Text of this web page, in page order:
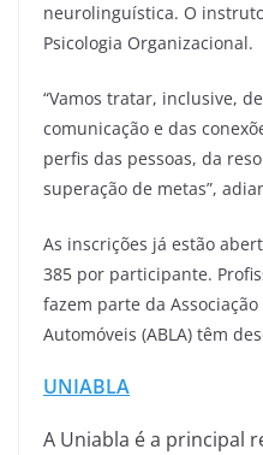
neurolinguística. O
Psicologia Organizacional.
“Vamos tratar, inclusive,
comunicação e das
perfis das pessoas, da
superação de metas”,
As inscrições já estão
385 por participante.
fazem parte da
Automóveis (ABLA) têm
UNIABLA
A Uniabla é a principal